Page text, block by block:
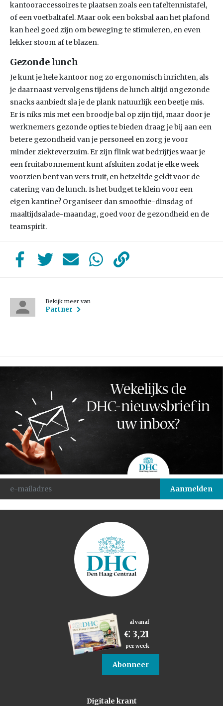
kantooraccessoires te plaatsen zoals een tafeltennistafel,
of een voetbaltafel. Maar ook een boksbal aan het plafond
kan heel goed zijn om beweging te stimuleren, en even
lekker stoom af te blazen.
Gezonde lunch
Je kunt je hele kantoor nog zo ergonomisch inrichten, als
je daarnaast vervolgens tijdens de lunch altijd ongezonde
snacks aanbiedt sla je de plank natuurlijk een beetje mis.
Er is niks mis met een broodje bal op zijn tijd, maar door je
werknemers gezonde opties te bieden draag je bij aan een
betere gezondheid van je personeel en zorg je voor
minder ziekteverzuim. Er zijn flink wat bedrijfjes waar je
een fruitabonnement kunt afsluiten zodat je elke week
voorzien bent van vers fruit, en hetzelfde geldt voor de
catering van de lunch. Is het budget te klein voor een
eigen kantine? Organiseer dan smoothie-dinsdag of
maaltijdsalade-maandag, goed voor de gezondheid en de
teamspirit.
Bekijk meer van
Partner
al vanaf
€ 3,21
per week
Abonneer
Digitale krant